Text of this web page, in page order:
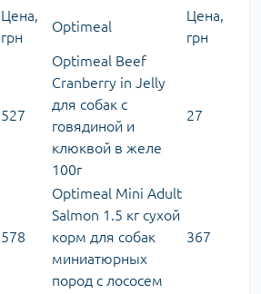
Цена,
грн
Optimeal
Цена,
грн
527
Optimeal Beef
Cranberry in Jelly
для собак с
говядиной и
клюквой в желе
100г
27
578
Optimeal Mini Adult
Salmon 1.5 кг сухой
корм для собак
миниатюрных
пород с лососем
367